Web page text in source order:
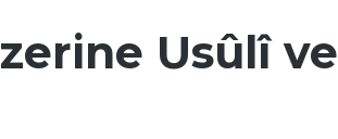
Usûlî ve